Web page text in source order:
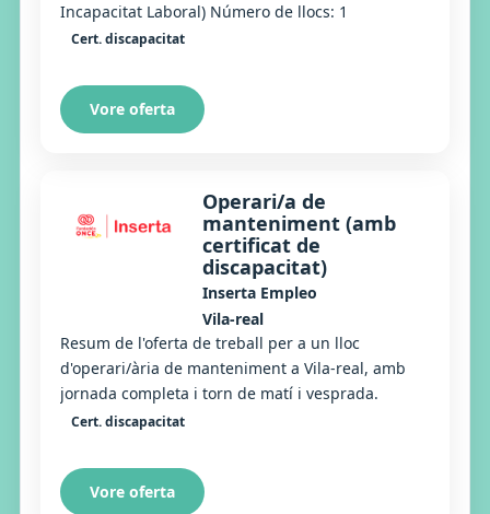
Incapacitat Laboral) Número de llocs: 1
Cert. discapacitat
Vore oferta
Operari/a de
manteniment (amb
certificat de
discapacitat)
Inserta Empleo
Vila-real
Resum de l'oferta de treball per a un lloc
d'operari/ària de manteniment a Vila-real, amb
jornada completa i torn de matí i vesprada.
Cert. discapacitat
Vore oferta